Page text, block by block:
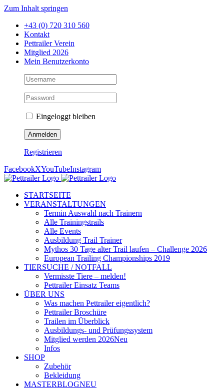
Zum Inhalt springen
+43 (0) 720 310 560
Kontakt
Pettrailer Verein
Mitglied 2026
Mein Benutzerkonto
Eingeloggt bleiben
Registrieren
FacebookXYouTubeInstagram
STARTSEITE
VERANSTALTUNGEN
Termin Auswahl nach Trainern
Alle Trainingstrails
Alle Events
Ausbildung Trail Trainer
Mythos 30 Tage alter Trail laufen – Challenge 2026
European Trailing Championships 2019
TIERSUCHE / NOTFALL
Vermisste Tiere – melden!
Pettrailer Einsatz Teams
ÜBER UNS
Was machen Pettrailer eigentlich?
Pettrailer Broschüre
Trailen im Überblick
Ausbildungs- und Prüfungssystem
Mitglied werden 2026Neu
Infos
SHOP
Zubehör
Bekleidung
MASTERBLOGNEU